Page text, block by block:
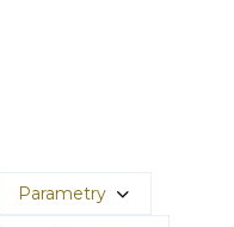
Parametry